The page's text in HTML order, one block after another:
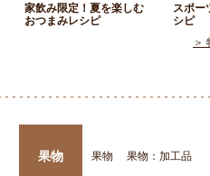
家飲み限定！夏を楽しむ
おつまみレシピ
スポー
シピ
＞
果物 果物 果物：加工品